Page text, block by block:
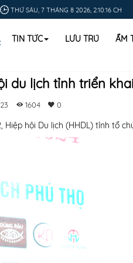
THỨ SÁU, 7 THÁNG 8 2026, 2:10:18 CH
TIN TỨC LƯU TRÚ ẨM
du lịch tỉnh triển
1604 0
Hiệp hội Du lịch (HHDL) tỉnh tổ